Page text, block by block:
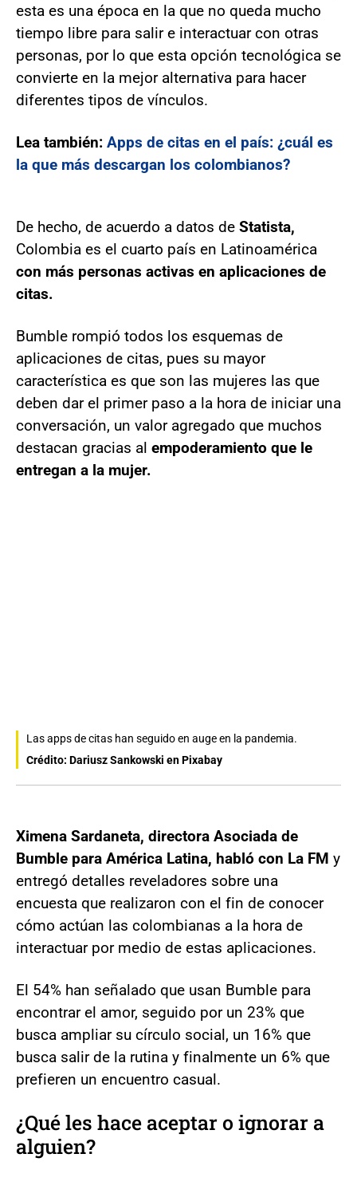
esta es una época en la que no queda mucho
tiempo libre para salir e interactuar con otras
personas, por lo que esta opción tecnológica se
convierte en la mejor alternativa para hacer
diferentes tipos de vínculos.
Lea también: Apps de citas en el país: ¿cuál es
la que más descargan los colombianos?
De hecho, de acuerdo a datos de Statista,
Colombia es el cuarto país en Latinoamérica
con más personas activas en aplicaciones de
citas.
Bumble rompió todos los esquemas de
aplicaciones de citas, pues su mayor
característica es que son las mujeres las que
deben dar el primer paso a la hora de iniciar una
conversación, un valor agregado que muchos
destacan gracias al empoderamiento que le
entregan a la mujer.
Las apps de citas han seguido en auge en la pandemia.
Crédito: Dariusz Sankowski en Pixabay
Ximena Sardaneta, directora Asociada de
Bumble para América Latina, habló con La FM y
entregó detalles reveladores sobre una
encuesta que realizaron con el fin de conocer
cómo actúan las colombianas a la hora de
interactuar por medio de estas aplicaciones.
El 54% han señalado que usan Bumble para
encontrar el amor, seguido por un 23% que
busca ampliar su círculo social, un 16% que
busca salir de la rutina y finalmente un 6% que
prefieren un encuentro casual.
¿Qué les hace aceptar o ignorar a
alguien?